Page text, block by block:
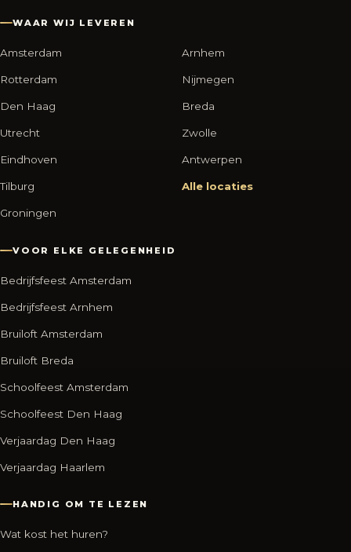
WAAR WIJ LEVEREN
Amsterdam
Rotterdam
Den Haag
Utrecht
Eindhoven
Tilburg
Groningen
Arnhem
Nijmegen
Breda
Zwolle
Antwerpen
Alle locaties
VOOR ELKE GELEGENHEID
Bedrijfsfeest Amsterdam
Bedrijfsfeest Arnhem
Bruiloft Amsterdam
Bruiloft Breda
Schoolfeest Amsterdam
Schoolfeest Den Haag
Verjaardag Den Haag
Verjaardag Haarlem
HANDIG OM TE LEZEN
Wat kost het huren?